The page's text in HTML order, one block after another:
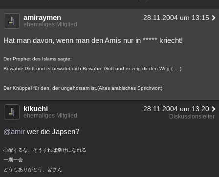
amiraymen 28.11.2004 um 13:15
ehemaliges Mitglied
Hat man davon, wenn man den Amis nur in ***** kriecht!
Der Prophet des Islams sagte:
Bewahre Gott und er bewahrt dich.Bewahre Gott und er zeig dir den Weg.(.....)
Der Knüppel für den, der ungehorsam ist.(Altes arabisches Sprichwort)
kikuchi 28.11.2004 um 13:20
ehemaliges Mitglied Diskussionsleiter
@amir wer die Japsen?
心配するな、そうすれば幸せになれる
一期一会
どうもありがとう、皆さん